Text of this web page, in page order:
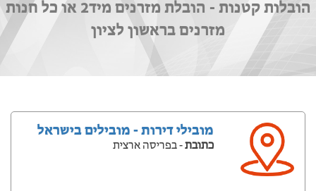
הובלות קטנות - הובלת מזרנים מיד2 או כל חנות
מזרנים בראשון לציון
מובילי דירות - מובילים בישראל
כתובת- בפריסה ארצית